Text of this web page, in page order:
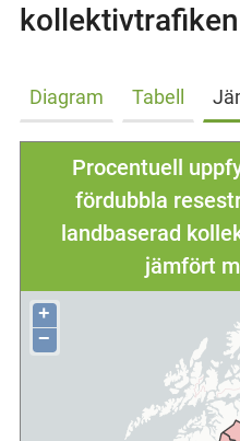
kollektivtrafiken
Diagram Tabell
Procentuell
fördubbla
landbaserad
jämfört
+
−